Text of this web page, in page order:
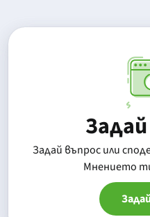
Задай въпрос или
Mнението